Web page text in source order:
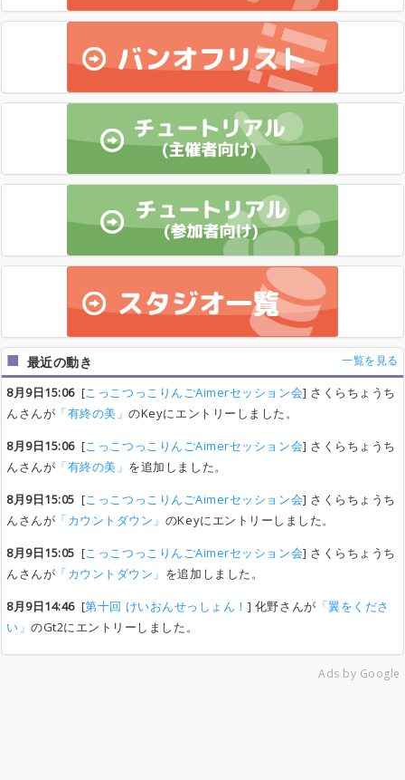
最近の動き 一覧を見る
8月9日15:06[こっこつっこりんごAimerセッション会] さくらちょうち
んさんが 「有終の美」のKeyにエントリーしました。
8月9日15:06[こっこつっこりんごAimerセッション会] さくらちょうち
んさんが 「有終の美」 を追加しました。
8月9日15:05 [こっこつっこりんごAimerセッション会] さくらちょうち
んさんが 「カウントダウン」 のKeyにエントリーしました。
8月9日15:05 [こっこつっこりんごAimerセッション会] さくらちょうち
んさんが 「カウントダウン」 を追加しました。
8月9日14:46[第十回 けいおんせっしょん！ ] 化野さんが 「翼をくださ
い」のGt2にエントリーしました。
Ads by Google